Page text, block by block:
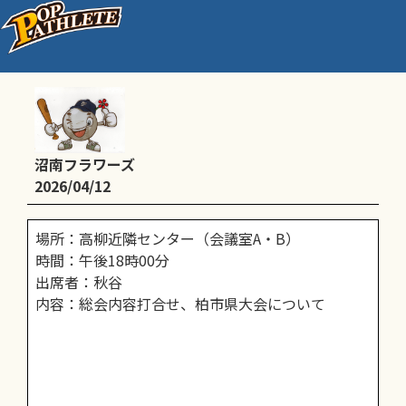
スポ少役員会
沼南フラワーズ
2026/04/12
場所：高柳近隣センター（会議室A・B）
時間：午後18時00分
出席者：秋谷
内容：総会内容打合せ、柏市県大会について